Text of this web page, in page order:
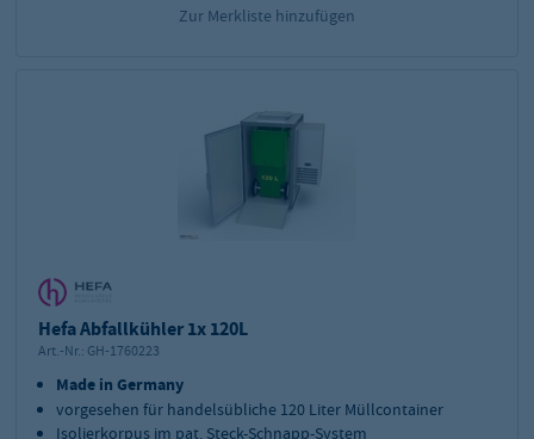
Zur Merkliste hinzufügen
Hefa Abfallkühler 1x 120L
Art.-Nr.: GH-1760223
Made in Germany
vorgesehen für handelsübliche 120 Liter Müllcontainer
Isolierkorpus im pat. Steck-Schnapp-System